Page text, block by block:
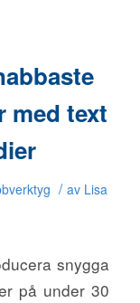
med text
/ av Lisa
snygga
på under 30